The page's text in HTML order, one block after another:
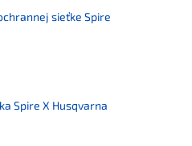
sieťke Spire
Spire X Husqvarna